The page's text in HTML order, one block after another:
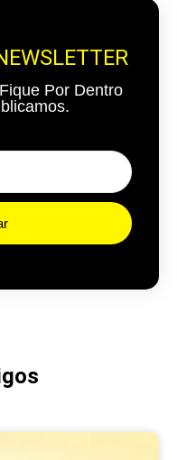
Por Dentro